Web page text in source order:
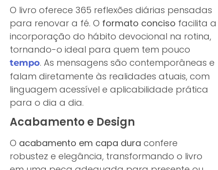
O livro oferece 365 reflexões diárias pensadas
para renovar a fé. O formato conciso facilita a
incorporação do hábito devocional na rotina,
tornando-o ideal para quem tem pouco
tempo. As mensagens são contemporâneas e
falam diretamente às realidades atuais, com
linguagem acessível e aplicabilidade prática
para o dia a dia.
Acabamento e Design
O acabamento em capa dura confere
robustez e elegância, transformando o livro